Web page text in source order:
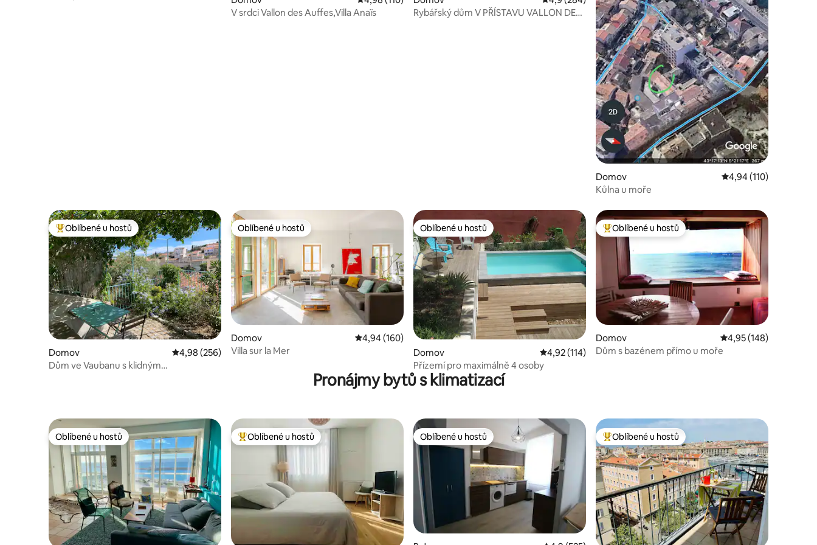
V srdci Vallon des Auffes,Villa Anaïs
Rybářský dům V PŘÍSTAVU VALLON DES
Domov Průměrné hodnocení
4,94 (110)
Kůlna u moře
Nejlepší v kategorii Oblíbené u hostů
Oblíbené u hostů
Domov Průměrné hodnocení 4,98 z 5, 256 hodnocení
4,98 (256)
Dům ve Vaubanu s klidným
Oblíbené u hostů
Oblíbené u hostů
Domov Průměrné hodnocení 4,94 z 5, 160 hodnocení
4,94 (160)
Villa sur la Mer
Oblíbené u hostů
Oblíbené u hostů
Domov Průměrné hodnocení 4,92 z 5, 114 hodnocení
4,92 (114)
Přízemí pro maximálně 4 osoby
Nejlepší v kategorii Oblíbené u hostů
Oblíbené u hostů
Domov Průměrné hodnocení
4,95 (148)
Dům s bazénem přímo u moře
Pronájmy bytů s klimatizací
Oblíbené u hostů
Oblíbené u hostů Nejlepší v kategorii Oblíbené u hostů
Oblíbené u hostů Oblíbené u hostů
Oblíbené u hostů Nejlepší v kategorii Oblíbené u hostů
Oblíbené u hostů